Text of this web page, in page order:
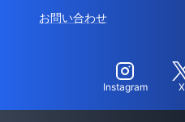
お問い合わせ
Instagram X